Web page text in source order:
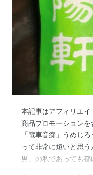
本記事はアフィリエ
商品プロモーション
「電車音痴」うめじ
って非常に短いと思
男」の私であっても都